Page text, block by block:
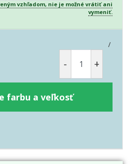
vzhľadom, nie je možné vrátiť ani
vymeniť.
/
- +
farbu a veľkosť